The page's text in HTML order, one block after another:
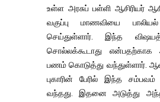
உள்ள அரசுப் பள்ளி ஆசிரியர்
வகுப்பு மாணவியை
செய்துள்ளார். இந்த
சொல்லக்கூடாது என்பதற்காக
பணம் கொடுத்து வந்துள்ளார்.
புகாரின் பேரில் இந்த சம்பவம்
வந்தது. இதனை அடுத்து